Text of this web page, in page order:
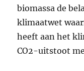
biomassa de
klimaatwet
heeft aan het
CO2-uitstoot